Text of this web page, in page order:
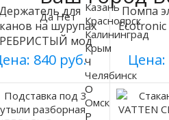
для
на шурупах
мод
003
840 руб.
Помпа
Ecotronic
Цена:
Да Нет
Казань
Красноярск
Калининград
Крым
Ч
Челябинск
О
Омск
Р